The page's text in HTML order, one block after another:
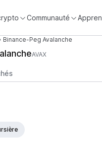
Communauté
Binance-Peg Avalanche
AVAX